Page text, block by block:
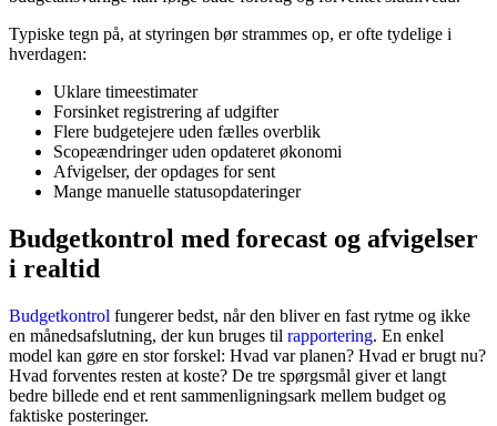
Typiske tegn på, at styringen bør strammes op, er ofte tydelige i
hverdagen:
Uklare timeestimater
Forsinket registrering af udgifter
Flere budgetejere uden fælles overblik
Scopeændringer uden opdateret økonomi
Afvigelser, der opdages for sent
Mange manuelle statusopdateringer
Budgetkontrol med forecast og afvigelser
i realtid
Budgetkontrol fungerer bedst, når den bliver en fast rytme og ikke
en månedsafslutning, der kun bruges til rapportering. En enkel
model kan gøre en stor forskel: Hvad var planen? Hvad er brugt nu?
Hvad forventes resten at koste? De tre spørgsmål giver et langt
bedre billede end et rent sammenligningsark mellem budget og
faktiske posteringer.